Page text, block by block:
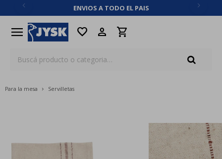
ENVIOS A TODO EL PAIS
menu favorite
Para la mesa Servilletas
close